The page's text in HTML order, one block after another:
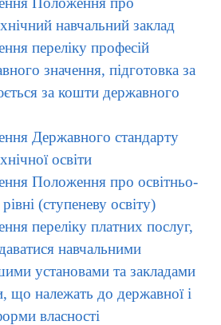
навчальний заклад
переліку професій
значення, підготовка за
за кошти державного
Державного стандарту
освіти
Положення про освітньо-
рівні (ступеневу освіту)
переліку платних послуг,
навчальними
установами та закладами
що належать до державної і
власності